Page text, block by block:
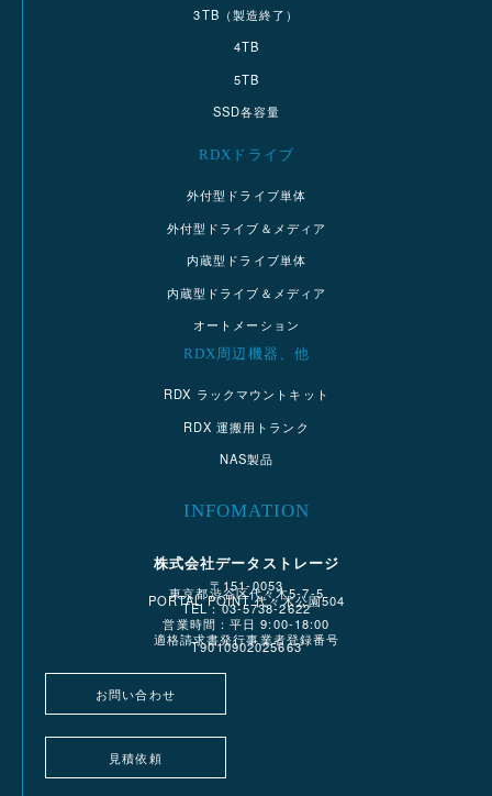
3TB（製造終了）
4TB
5TB
SSD各容量
RDXドライブ
外付型ドライブ単体
外付型ドライブ＆メディア
内蔵型ドライブ単体
内蔵型ドライブ＆メディア
オートメーション
RDX周辺機器、他
RDX ラックマウントキット
RDX 運搬用トランク
NAS製品
INFOMATION
株式会社データストレージ
〒151-0053
東京都渋谷区代々木5-7-5
PORTAL POINT 代々木公園504
TEL：03-5738-2622
営業時間：平日 9:00-18:00
適格請求書発行事業者登録番号
T9010902025663
お問い合わせ
見積依頼